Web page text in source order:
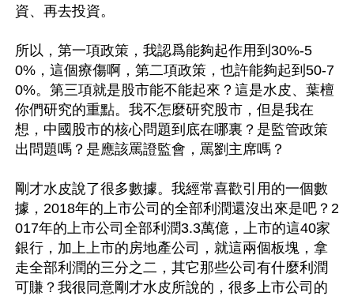
資、再去投資。
所以，第一項政策，我認爲能夠起作用到30%-5
0%，這個療傷啊，第二項政策，也許能夠起到50-7
0%。第三項就是股市能不能起來？這是水皮、葉檀
你們研究的重點。我不怎麼研究股市，但是我在
想，中國股市的核心問題到底在哪裏？是監管政策
出問題嗎？是應該罵證監會，罵劉主席嗎？
剛才水皮說了很多數據。我經常喜歡引用的一個數
據，2018年的上市公司的全部利潤還沒出來是吧？2
017年的上市公司全部利潤3.3萬億，上市的這40家
銀行，加上上市的房地產公司，就這兩個板塊，拿
走全部利潤的三分之二，其它那些公司有什麼利潤
可賺？我很同意剛才水皮所說的，很多上市公司的